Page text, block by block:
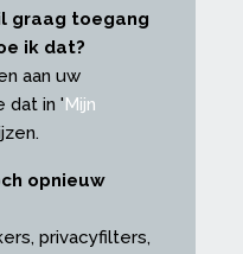
graag toegang
ik dat?
aan uw
dat in ' Mijn
opnieuw
privacyfilters,